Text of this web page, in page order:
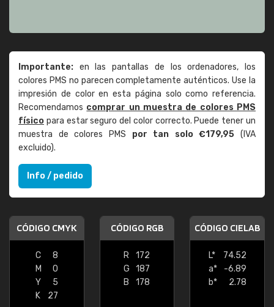
Importante: en las pantallas de los ordenadores, los
colores PMS no parecen completamente auténticos. Use la
impresión de color en esta página solo como referencia.
Recomendamos comprar un muestra de colores PMS
físico para estar seguro del color correcto. Puede tener un
muestra de colores PMS por tan solo €179,95 (IVA
excluido).
Info / pedido
CÓDIGO CMYK
C
8
M
0
Y
5
K
27
CÓDIGO RGB
R
172
G
187
B
178
CÓDIGO CIELAB
L*
74.52
a*
-6.89
b*
2.78